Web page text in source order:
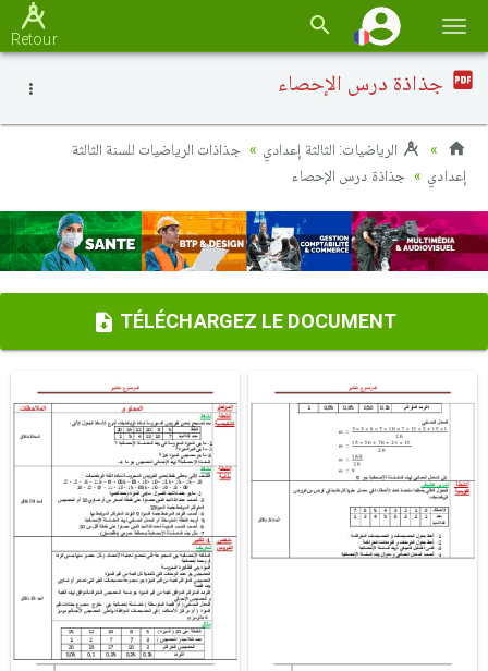
la
Retour
جذاذة درس الإحصاء
الرياضيات: الثالثة إعدادي
جذاذات الرياضيات للسنة الثالثة
إعدادي
جذاذة درس الإحصاء
TÉLÉCHARGEZ LE DOCUMENT